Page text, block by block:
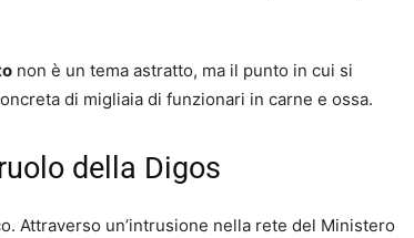
non è un tema astratto, ma il punto in cui si
di migliaia di funzionari in carne e ossa.
della Digos
Attraverso un’intrusione nella rete del Ministero